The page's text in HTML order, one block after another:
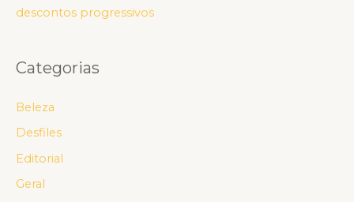
descontos progressivos
Categorias
Beleza
Desfiles
Editorial
Geral